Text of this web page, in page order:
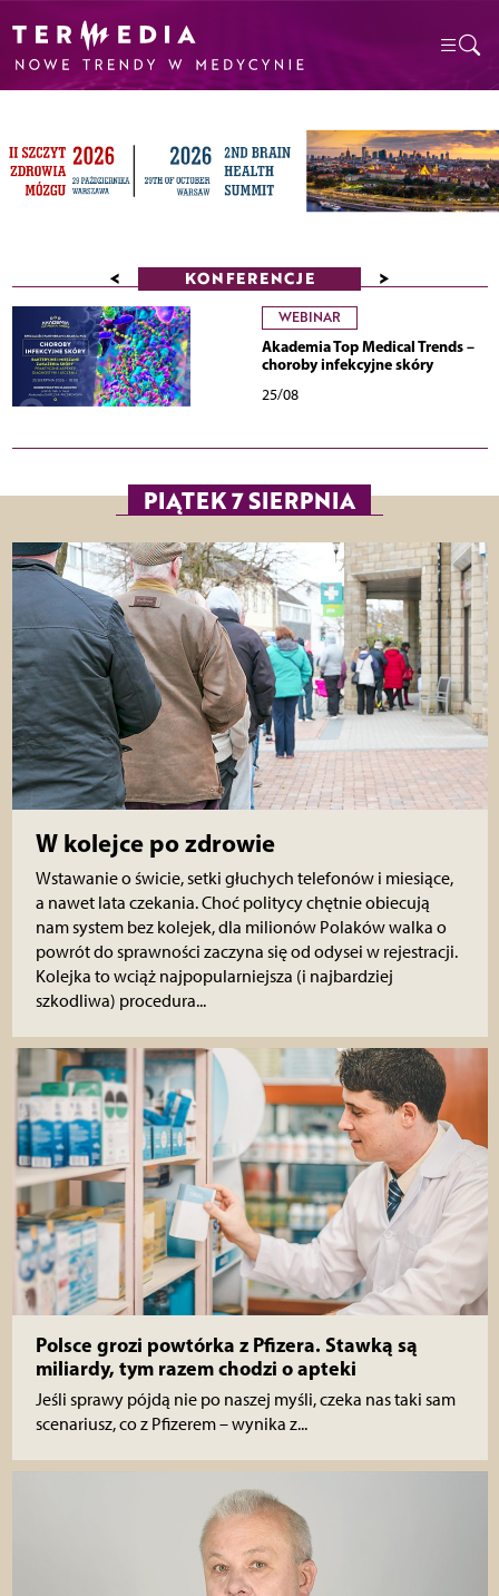
< KONFERENCJE >
WEBINAR
Akademia Top Medical Trends –
choroby infekcyjne skóry
25/08
PIĄTEK 7 SIERPNIA
W kolejce po zdrowie
Wstawanie o świcie, setki głuchych telefonów i miesiące,
a nawet lata czekania. Choć politycy chętnie obiecują
nam system bez kolejek, dla milionów Polaków walka o
powrót do sprawności zaczyna się od odysei w rejestracji.
Kolejka to wciąż najpopularniejsza (i najbardziej
szkodliwa) procedura...
Polsce grozi powtórka z Pfizera. Stawką są
miliardy, tym razem chodzi o apteki
Jeśli sprawy pójdą nie po naszej myśli, czeka nas taki sam
scenariusz, co z Pfizerem – wynika z...